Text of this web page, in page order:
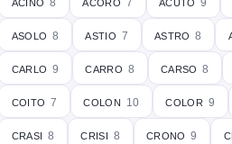
8 7 9
asolo 8 astio 7 astro 8
carlo 9 carro 8 carso 8
coito 7 colon 10 color 9
crasi 8 crisi 8 crono 9